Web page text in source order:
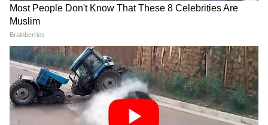
अनुशासन के साथ खुद को तपाया, वह आज के युवाओं के
लिए एक बड़ी मिसाल है। अगले साल अपनी कानून की
डिग्री पूरी करने जा रहे इस युवा एथलीट ने साबित कर
दिया है कि अगर इरादे फौलादी हों, तो कोई भी चुनौती
बड़ी नहीं होती।
अब आगे क्या?